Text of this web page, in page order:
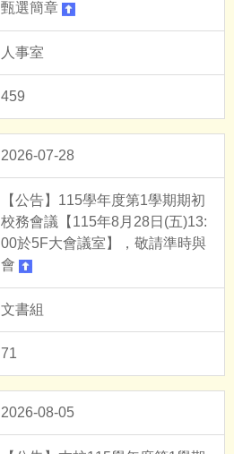
甄選簡章
人事室
459
2026-07-28
【公告】115學年度第1學期期初
校務會議【115年8月28日(五)13:
00於5F大會議室】，敬請準時與
會
文書組
71
2026-08-05